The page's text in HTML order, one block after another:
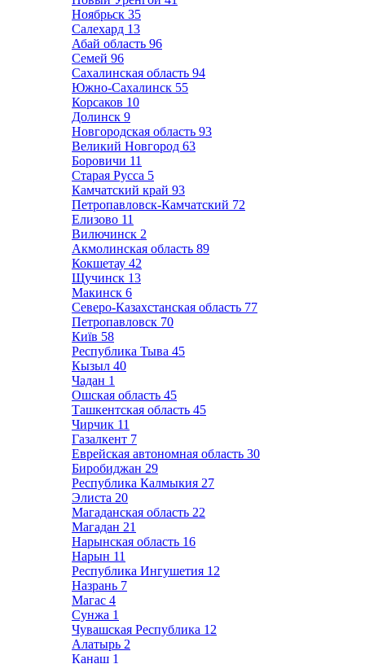
Ноябрьск 35
Салехард 13
Абай область 96
Семей 96
Сахалинская область 94
Южно-Сахалинск 55
Корсаков 10
Долинск 9
Новгородская область 93
Великий Новгород 63
Боровичи 11
Старая Русса 5
Камчатский край 93
Петропавловск-Камчатский 72
Елизово 11
Вилючинск 2
Акмолинская область 89
Кокшетау 42
Щучинск 13
Макинск 6
Северо-Казахстанская область 77
Петропавловск 70
Київ 58
Республика Тыва 45
Кызыл 40
Чадан 1
Ошская область 45
Ташкентская область 45
Чирчик 11
Газалкент 7
Еврейская автономная область 30
Биробиджан 29
Республика Калмыкия 27
Элиста 20
Магаданская область 22
Магадан 21
Нарынская область 16
Нарын 11
Республика Ингушетия 12
Назрань 7
Магас 4
Сунжа 1
Чувашская Республика 12
Алатырь 2
Канаш 1